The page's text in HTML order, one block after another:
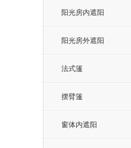
阳光房内遮阳
阳光房外遮阳
法式篷
摆臂篷
窗体内遮阳